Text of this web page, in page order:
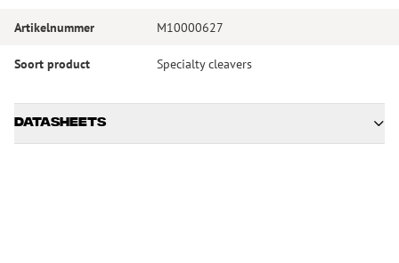
Artikelnummer M10000627
Soort product Specialty cleavers
Datasheets